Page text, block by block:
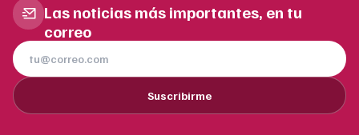
Las noticias más importantes, en tu
correo
Suscribirme